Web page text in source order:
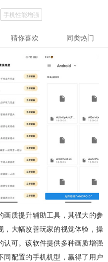
手机性能增强
猜你喜欢 同类热门
质提升辅助工具，其强大的参
，大幅改善玩家的视觉体验，操
可。该软件提供多种画质增强
配置的手机机型，赢得了用户